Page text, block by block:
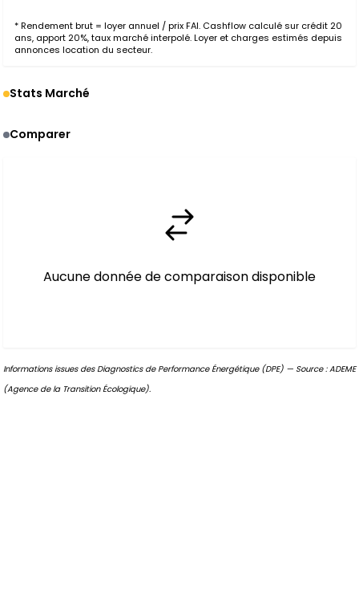
* Rendement brut = loyer annuel / prix FAI. Cashflow calculé sur crédit 20
ans, apport 20%, taux marché interpolé. Loyer et charges estimés depuis
annonces location du secteur.
Stats Marché
Comparer
Aucune donnée de comparaison disponible
Informations issues des Diagnostics de Performance Énergétique (DPE) — Source : ADEME
(Agence de la Transition Écologique).